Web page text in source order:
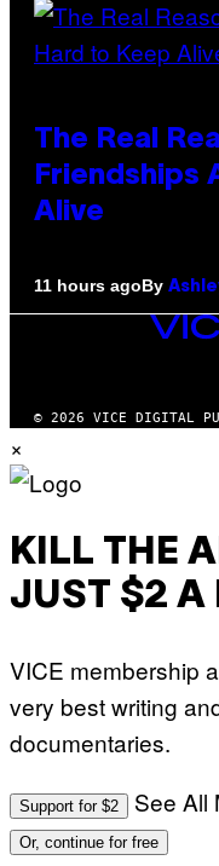
The Real
Friendships
Alive
11 hours agoBy
VICE
MEDIA
© 2026 VICE DIGITAL
×
KILL THE
JUST $2 A
VICE membership
very best writing
documentaries.
Support for $2 See All
Or, continue for free